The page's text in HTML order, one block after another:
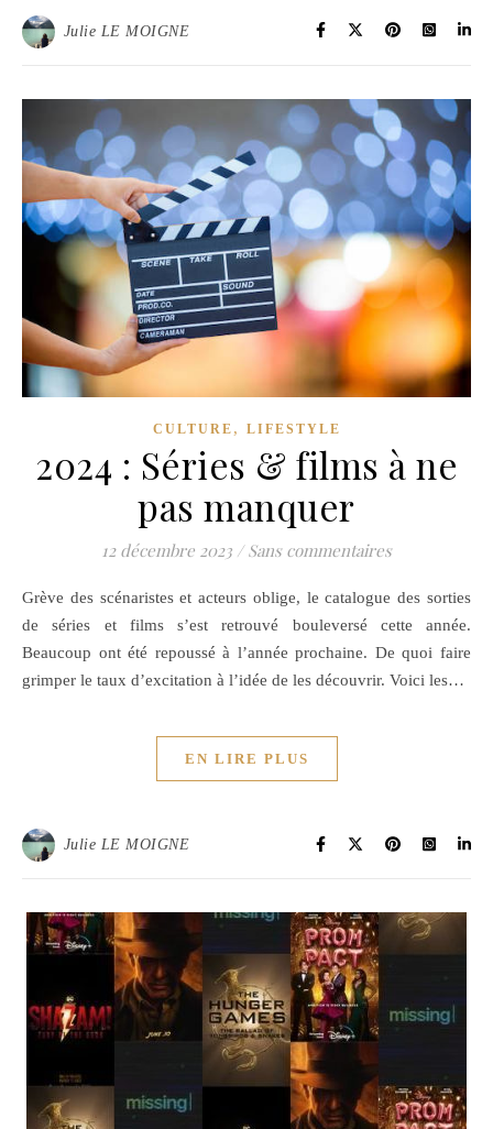
Julie LE MOIGNE
CULTURE , LIFESTYLE
2024 : Séries & films à ne
pas manquer
12 décembre 2023 / Sans commentaires
Grève des scénaristes et acteurs oblige, le catalogue des sorties
de séries et films s’est retrouvé bouleversé cette année.
Beaucoup ont été repoussé à l’année prochaine. De quoi faire
grimper le taux d’excitation à l’idée de les découvrir. Voici les…
EN LIRE PLUS
Julie LE MOIGNE